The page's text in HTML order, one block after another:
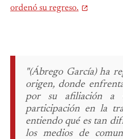
ordenó su regreso.
"(Ábrego García) ha
origen, donde
por su afiliación a
participación en la
entiendo qué es tan
los medios de